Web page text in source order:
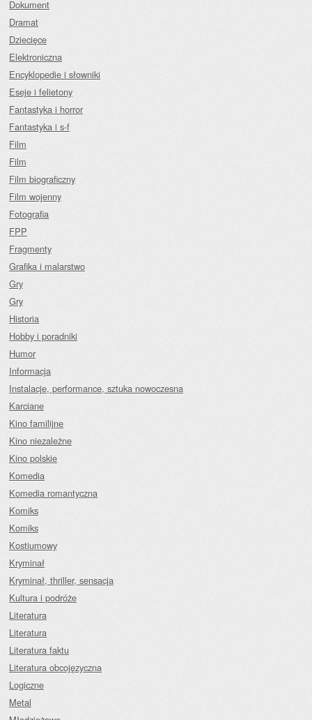
Dokument
Dramat
Dziecięce
Elektroniczna
Encyklopedie i słowniki
Eseje i felietony
Fantastyka i horror
Fantastyka i s-f
Film
Film
Film biograficzny
Film wojenny
Fotografia
FPP
Fragmenty
Grafika i malarstwo
Gry
Gry
Historia
Hobby i poradniki
Humor
Informacja
Instalacje, performance, sztuka nowoczesna
Karciane
Kino familijne
Kino niezależne
Kino polskie
Komedia
Komedia romantyczna
Komiks
Komiks
Kostiumowy
Kryminał
Kryminał, thriller, sensacja
Kultura i podróże
Literatura
Literatura
Literatura faktu
Literatura obcojęzyczna
Logiczne
Metal